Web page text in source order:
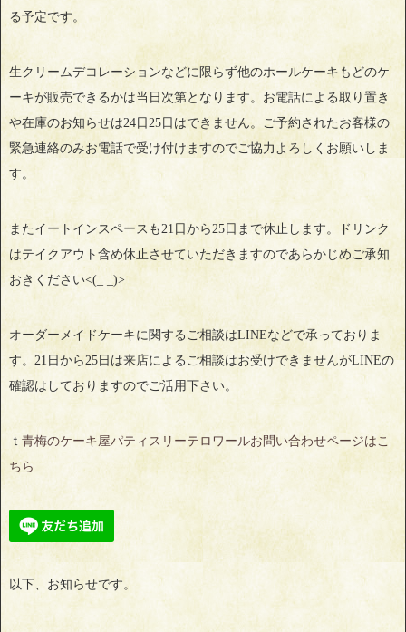
る予定です。
生クリームデコレーションなどに限らず他のホールケーキもどのケ
ーキが販売できるかは当日次第となります。お電話による取り置き
や在庫のお知らせは24日25日はできません。ご予約されたお客様の
緊急連絡のみお電話で受け付けますのでご協力よろしくお願いしま
す。
またイートインスペースも21日から25日まで休止します。ドリンク
はテイクアウト含め休止させていただきますのであらかじめご承知
おきください<(_ _)>
オーダーメイドケーキに関するご相談はLINEなどで承っておりま
す。21日から25日は来店によるご相談はお受けできませんがLINEの
確認はしておりますのでご活用下さい。
ｔ 青梅のケーキ屋パティスリーテロワールお問い合わせページはこ
ちら
以下、お知らせです。